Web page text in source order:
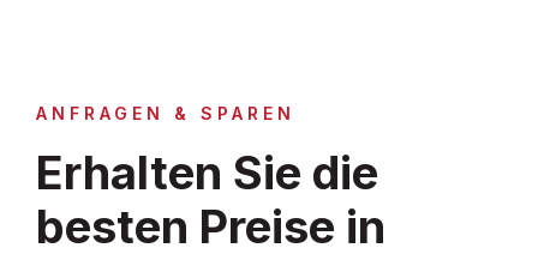
ANFRAGEN & SPAREN
Erhalten Sie die
besten Preise in